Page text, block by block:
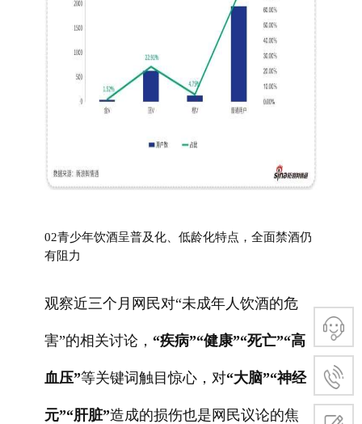
02青少年饮酒呈普及化、低龄化特点，全面禁酒仍
有阻力
观察近三个月网民对“未成年人饮酒的危
害”的相关讨论， “疾病”“健康”“死亡”“高
血压”等关键词触目惊心，对“大脑”“神经
元”“肝脏”造成的损伤也是网民议论的焦